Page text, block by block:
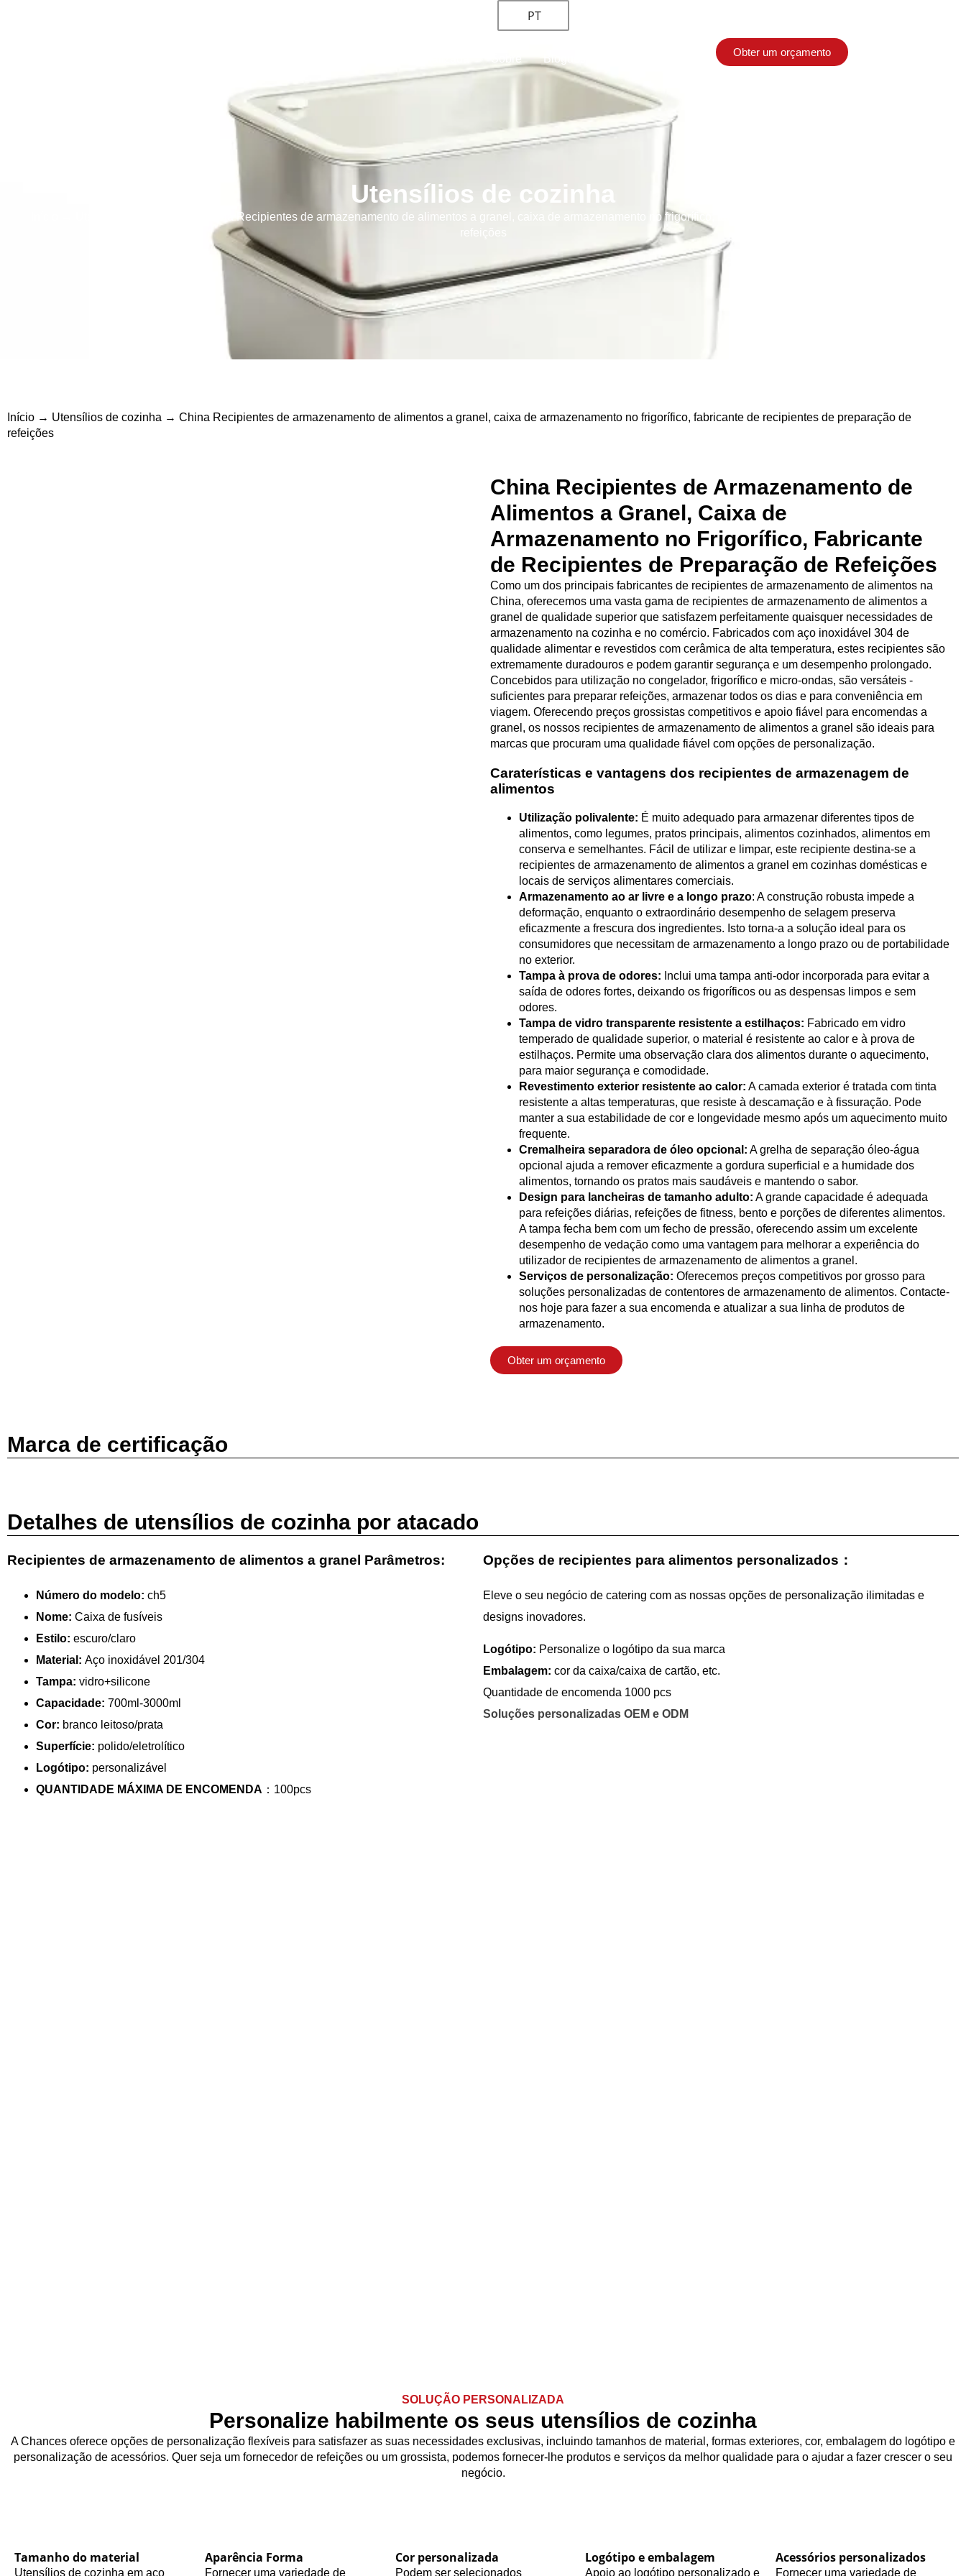
PT
Sobre Blogues e notícias
Obter um orçamento
Utensílios de cozinha
→ China Recipientes de armazenamento de alimentos a granel, caixa de armazenamento no frigorífico, fabricante de recipientes de preparação de
Início → Utensílios de cozinha → China Recipientes de armazenamento de alimentos a granel, caixa de armazenamento no frigorífico, fabricante de recipientes de preparação de
refeições
China Recipientes de Armazenamento de
Alimentos a Granel, Caixa de
Armazenamento no Frigorífico, Fabricante
de Recipientes de Preparação de Refeições
Como um dos principais fabricantes de recipientes de armazenamento de alimentos na
China, oferecemos uma vasta gama de recipientes de armazenamento de alimentos a
granel de qualidade superior que satisfazem perfeitamente quaisquer necessidades de
armazenamento na cozinha e no comércio. Fabricados com aço inoxidável 304 de
qualidade alimentar e revestidos com cerâmica de alta temperatura, estes recipientes são
extremamente duradouros e podem garantir segurança e um desempenho prolongado.
Concebidos para utilização no congelador, frigorífico e micro-ondas, são versáteis -
suficientes para preparar refeições, armazenar todos os dias e para conveniência em
viagem. Oferecendo preços grossistas competitivos e apoio fiável para encomendas a
granel, os nossos recipientes de armazenamento de alimentos a granel são ideais para
marcas que procuram uma qualidade fiável com opções de personalização.
Caraterísticas e vantagens dos recipientes de armazenagem de
alimentos
Utilização polivalente: É muito adequado para armazenar diferentes tipos de
alimentos, como legumes, pratos principais, alimentos cozinhados, alimentos em
conserva e semelhantes. Fácil de utilizar e limpar, este recipiente destina-se a
recipientes de armazenamento de alimentos a granel em cozinhas domésticas e
locais de serviços alimentares comerciais.
Armazenamento ao ar livre e a longo prazo: A construção robusta impede a
deformação, enquanto o extraordinário desempenho de selagem preserva
eficazmente a frescura dos ingredientes. Isto torna-a a solução ideal para os
consumidores que necessitam de armazenamento a longo prazo ou de portabilidade
no exterior.
Tampa à prova de odores: Inclui uma tampa anti-odor incorporada para evitar a
saída de odores fortes, deixando os frigoríficos ou as despensas limpos e sem
odores.
Tampa de vidro transparente resistente a estilhaços: Fabricado em vidro
temperado de qualidade superior, o material é resistente ao calor e à prova de
estilhaços. Permite uma observação clara dos alimentos durante o aquecimento,
para maior segurança e comodidade.
Revestimento exterior resistente ao calor: A camada exterior é tratada com tinta
resistente a altas temperaturas, que resiste à descamação e à fissuração. Pode
manter a sua estabilidade de cor e longevidade mesmo após um aquecimento muito
frequente.
Cremalheira separadora de óleo opcional: A grelha de separação óleo-água
opcional ajuda a remover eficazmente a gordura superficial e a humidade dos
alimentos, tornando os pratos mais saudáveis e mantendo o sabor.
Design para lancheiras de tamanho adulto: A grande capacidade é adequada
para refeições diárias, refeições de fitness, bento e porções de diferentes alimentos.
A tampa fecha bem com um fecho de pressão, oferecendo assim um excelente
desempenho de vedação como uma vantagem para melhorar a experiência do
utilizador de recipientes de armazenamento de alimentos a granel.
Serviços de personalização: Oferecemos preços competitivos por grosso para
soluções personalizadas de contentores de armazenamento de alimentos. Contacte-
nos hoje para fazer a sua encomenda e atualizar a sua linha de produtos de
armazenamento.
Obter um orçamento
Marca de certificação
Detalhes de utensílios de cozinha por atacado
Recipientes de armazenamento de alimentos a granel Parâmetros:
Número do modelo: ch5
Nome: Caixa de fusíveis
Estilo: escuro/claro
Material: Aço inoxidável 201/304
Tampa: vidro+silicone
Capacidade: 700ml-3000ml
Cor: branco leitoso/prata
Superfície: polido/eletrolítico
Logótipo: personalizável
QUANTIDADE MÁXIMA DE ENCOMENDA ：100pcs
Opções de recipientes para alimentos personalizados：
Eleve o seu negócio de catering com as nossas opções de personalização ilimitadas e
designs inovadores.
Logótipo: Personalize o logótipo da sua marca
Embalagem: cor da caixa/caixa de cartão, etc.
Quantidade de encomenda 1000 pcs
Soluções personalizadas OEM e ODM
SOLUÇÃO PERSONALIZADA
Personalize habilmente os seus utensílios de cozinha
A Chances oferece opções de personalização flexíveis para satisfazer as suas necessidades exclusivas, incluindo tamanhos de material, formas exteriores, cor, embalagem do logótipo e
personalização de acessórios. Quer seja um fornecedor de refeições ou um grossista, podemos fornecer-lhe produtos e serviços da melhor qualidade para o ajudar a fazer crescer o seu
negócio.
Tamanho do material
Utensílios de cozinha em aço
Aparência Forma
Fornecer uma variedade de
Cor personalizada
Podem ser selecionados
Logótipo e embalagem
Apoio ao logótipo personalizado e
Acessórios personalizados
Fornecer uma variedade de